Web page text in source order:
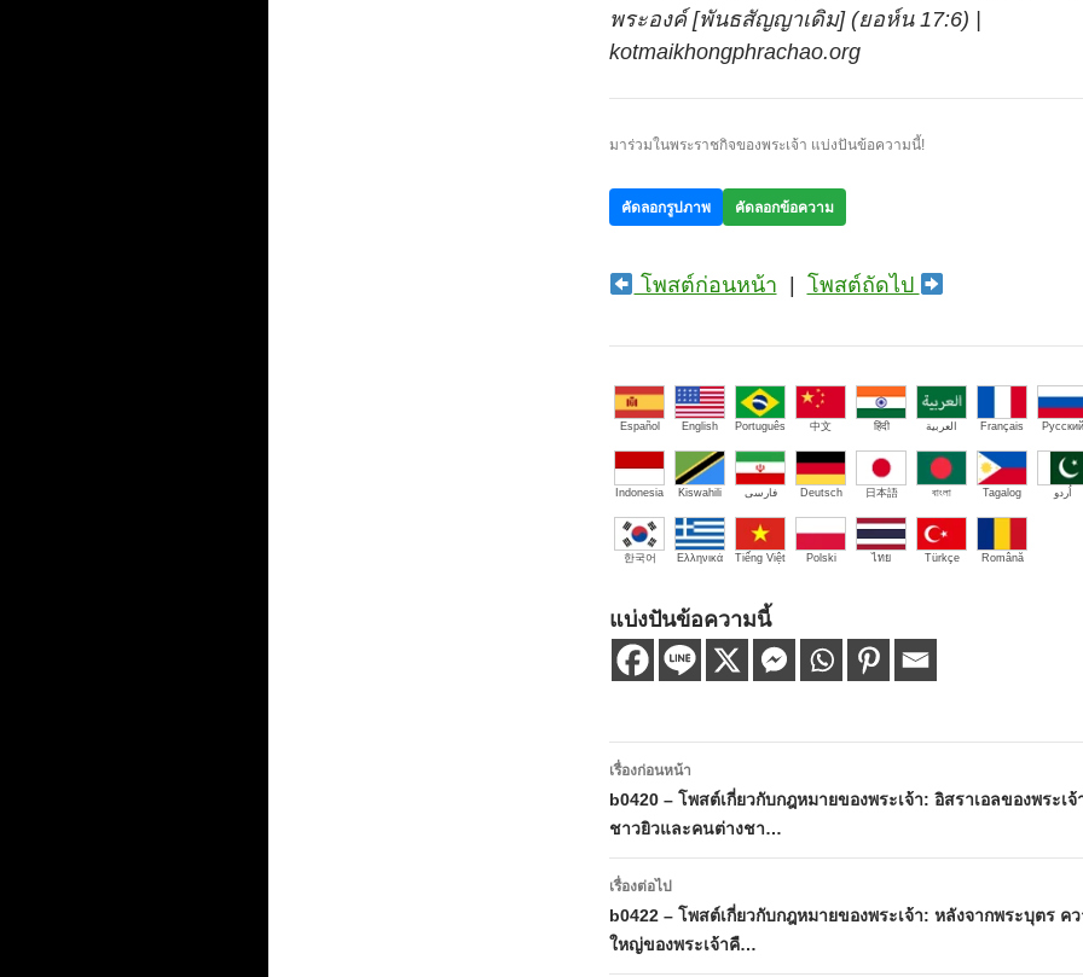
พระองค์ [พันธสัญญาเดิม] (ยอห์น 17:6) |
kotmaikhongphrachao.org
มาร่วมในพระราชกิจของพระเจ้า แบ่งปันข้อความนี้!
คัดลอกรูปภาพ คัดลอกข้อความ
โพสต์ก่อนหน้า โพสต์ถัดไป
Español English Português 中文 हिंदी العربية Français Русский
Indonesia Kiswahili فارسی Deutsch 日本語 বাংলা Tagalog اُردو
한국어 Ελληνικά Tiếng Việt Polski ไทย Türkçe Română
แบ่งปันข้อความนี้
เมนู
นำทาง
เรื่อง
เรื่องก่อนหน้า
b0420 – โพสต์เกี่ยวกับกฎหมายของพระเจ้า: อิสราเอลของพระเ
ชาวยิวและคนต่างชา…
เรื่องต่อไป
b0422 – โพสต์เกี่ยวกับกฎหมายของพระเจ้า: หลังจากพระบุตร ค
ใหญ่ของพระเจ้าคื…